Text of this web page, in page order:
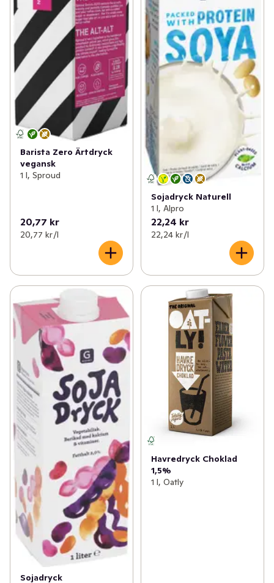
Barista Zero Ärtdryck
vegansk
1 l, Sproud
20,77 kr
20,77 kr /l
Sojadryck Naturell
1 l, Alpro
22,24 kr
22,24 kr /l
Sojadryck
Havredryck Choklad
1,5%
1 l, Oatly